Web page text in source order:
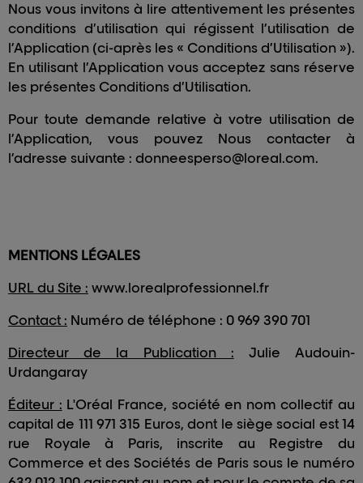
Nous vous invitons à lire attentivement les présentes
conditions d’utilisation qui régissent l’utilisation de
l’Application (ci-après les « Conditions d’Utilisation »).
En utilisant l’Application vous acceptez sans réserve
les présentes Conditions d’Utilisation.
Pour toute demande relative à votre utilisation de
l’Application, vous pouvez Nous contacter à
l’adresse suivante : donneesperso@loreal.com.
MENTIONS LÉGALES
URL du Site : www.lorealprofessionnel.fr
Contact : Numéro de téléphone : 0 969 390 701
Directeur de la Publication : Julie Audouin-
Urdangaray
Éditeur : L'Oréal France, société en nom collectif au
capital de 111 971 315 Euros, dont le siège social est 14
rue Royale à Paris, inscrite au Registre du
Commerce et des Sociétés de Paris sous le numéro